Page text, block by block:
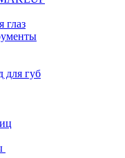
глаз
для губ